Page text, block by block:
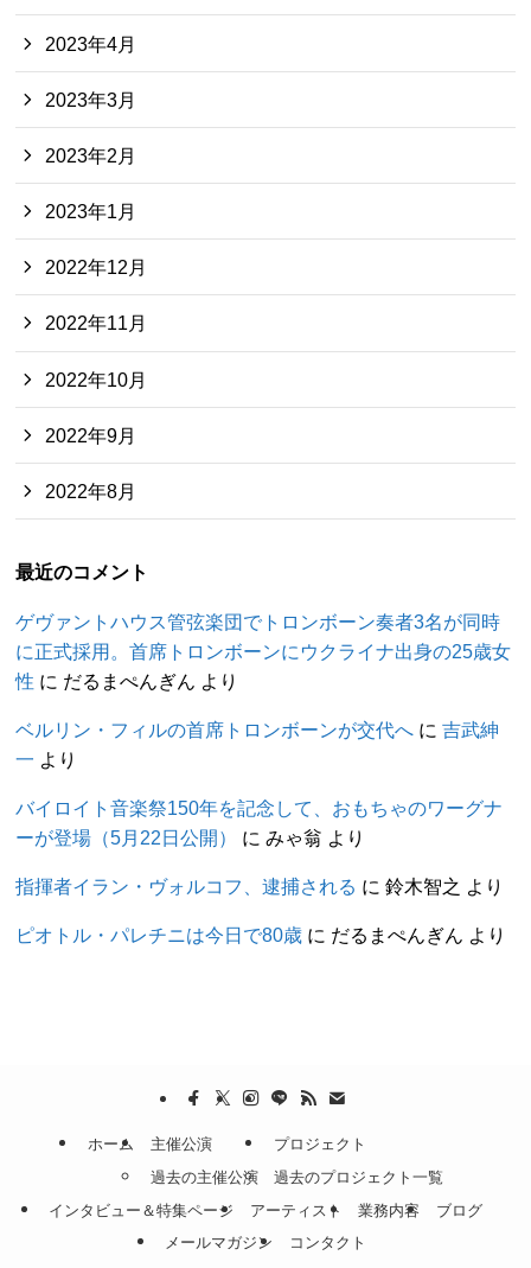
2023年4月
2023年3月
2023年2月
2023年1月
2022年12月
2022年11月
2022年10月
2022年9月
2022年8月
最近のコメント
ゲヴァントハウス管弦楽団でトロンボーン奏者3名が同時
に正式採用。首席トロンボーンにウクライナ出身の25歳女
性 に だるまぺんぎん より
ベルリン・フィルの首席トロンボーンが交代へ に吉武紳
一 より
バイロイト音楽祭150年を記念して、おもちゃのワーグナ
ーが登場（5月22日公開）
にみゃ翁 より
指揮者イラン・ヴォルコフ、逮捕される に鈴木智之 より
ピオトル・パレチニは今日で80歳 に だるまぺんぎん より
ホーム
主催公演
過去の主催公演
プロジェクト
過去のプロジェクト一覧
インタビュー＆特集ページ
アーティスト 業務内容
ブログ
メールマガジン
コンタクト